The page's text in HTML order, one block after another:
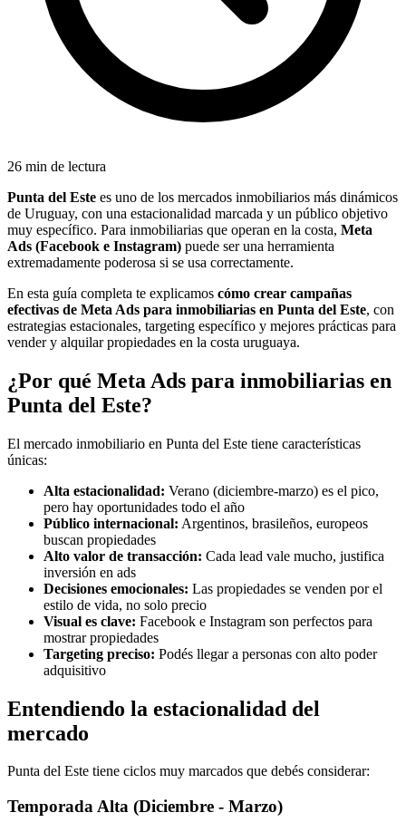
26 min de lectura
Punta del Este es uno de los mercados inmobiliarios más dinámicos
de Uruguay, con una estacionalidad marcada y un público objetivo
muy específico. Para inmobiliarias que operan en la costa, Meta
Ads (Facebook e Instagram) puede ser una herramienta
extremadamente poderosa si se usa correctamente.
En esta guía completa te explicamos cómo crear campañas
efectivas de Meta Ads para inmobiliarias en Punta del Este, con
estrategias estacionales, targeting específico y mejores prácticas para
vender y alquilar propiedades en la costa uruguaya.
¿Por qué Meta Ads para inmobiliarias en
Punta del Este?
El mercado inmobiliario en Punta del Este tiene características
únicas:
Alta estacionalidad: Verano (diciembre-marzo) es el pico,
pero hay oportunidades todo el año
Público internacional: Argentinos, brasileños, europeos
buscan propiedades
Alto valor de transacción: Cada lead vale mucho, justifica
inversión en ads
Decisiones emocionales: Las propiedades se venden por el
estilo de vida, no solo precio
Visual es clave: Facebook e Instagram son perfectos para
mostrar propiedades
Targeting preciso: Podés llegar a personas con alto poder
adquisitivo
Entendiendo la estacionalidad del
mercado
Punta del Este tiene ciclos muy marcados que debés considerar:
Temporada Alta (Diciembre - Marzo)